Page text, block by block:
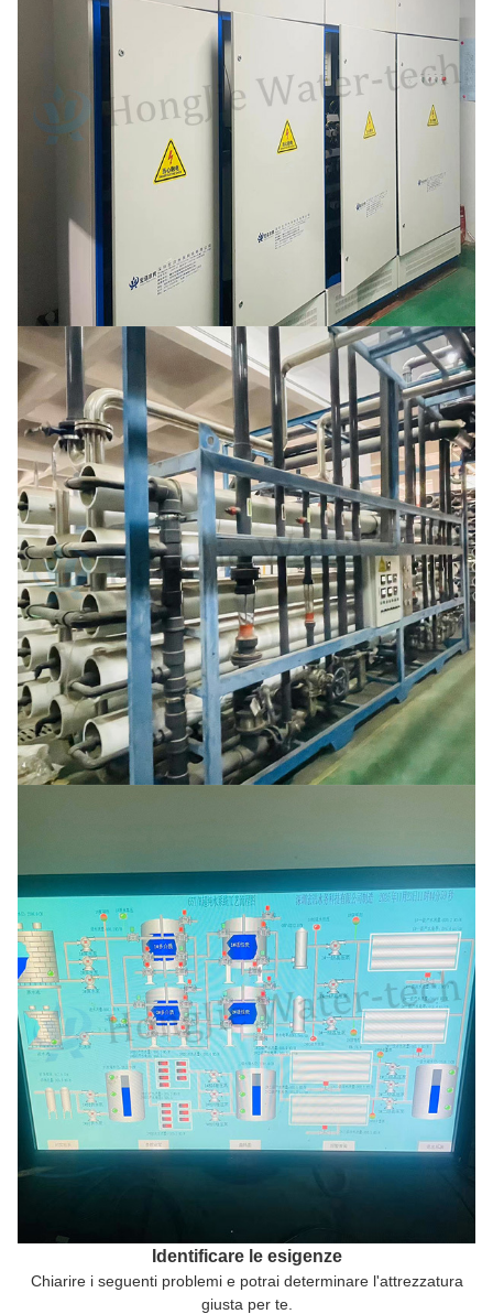
Identificare le esigenze
Chiarire i seguenti problemi e potrai determinare l'attrezzatura
giusta per te.